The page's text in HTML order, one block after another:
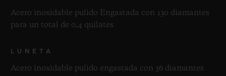
Acero inoxidable pulido Engastada con 130 diamantes
para un total de 0,4 quilates
LUNETA
Acero inoxidable pulido engastada con 36 diamantes